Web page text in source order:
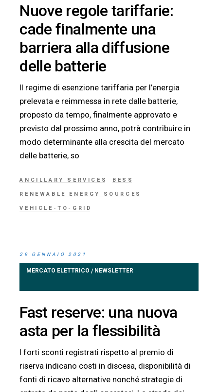
Nuove regole tariffarie:
cade finalmente una
barriera alla diffusione
delle batterie
Il regime di esenzione tariffaria per l’energia
prelevata e reimmessa in rete dalle batterie,
proposto da tempo, finalmente approvato e
previsto dal prossimo anno, potrà contribuire in
modo determinante alla crescita del mercato
delle batterie, so
ANCILLARY SERVICES BESS
RENEWABLE ENERGY SOURCES
VEHICLE-TO-GRID
29 GENNAIO 2021
MERCATO ELETTRICO / NEWSLETTER
Fast reserve: una nuova
asta per la flessibilità
I forti sconti registrati rispetto al premio di
riserva indicano costi in discesa, disponibilità di
fonti di ricavo alternative nonché strategie di